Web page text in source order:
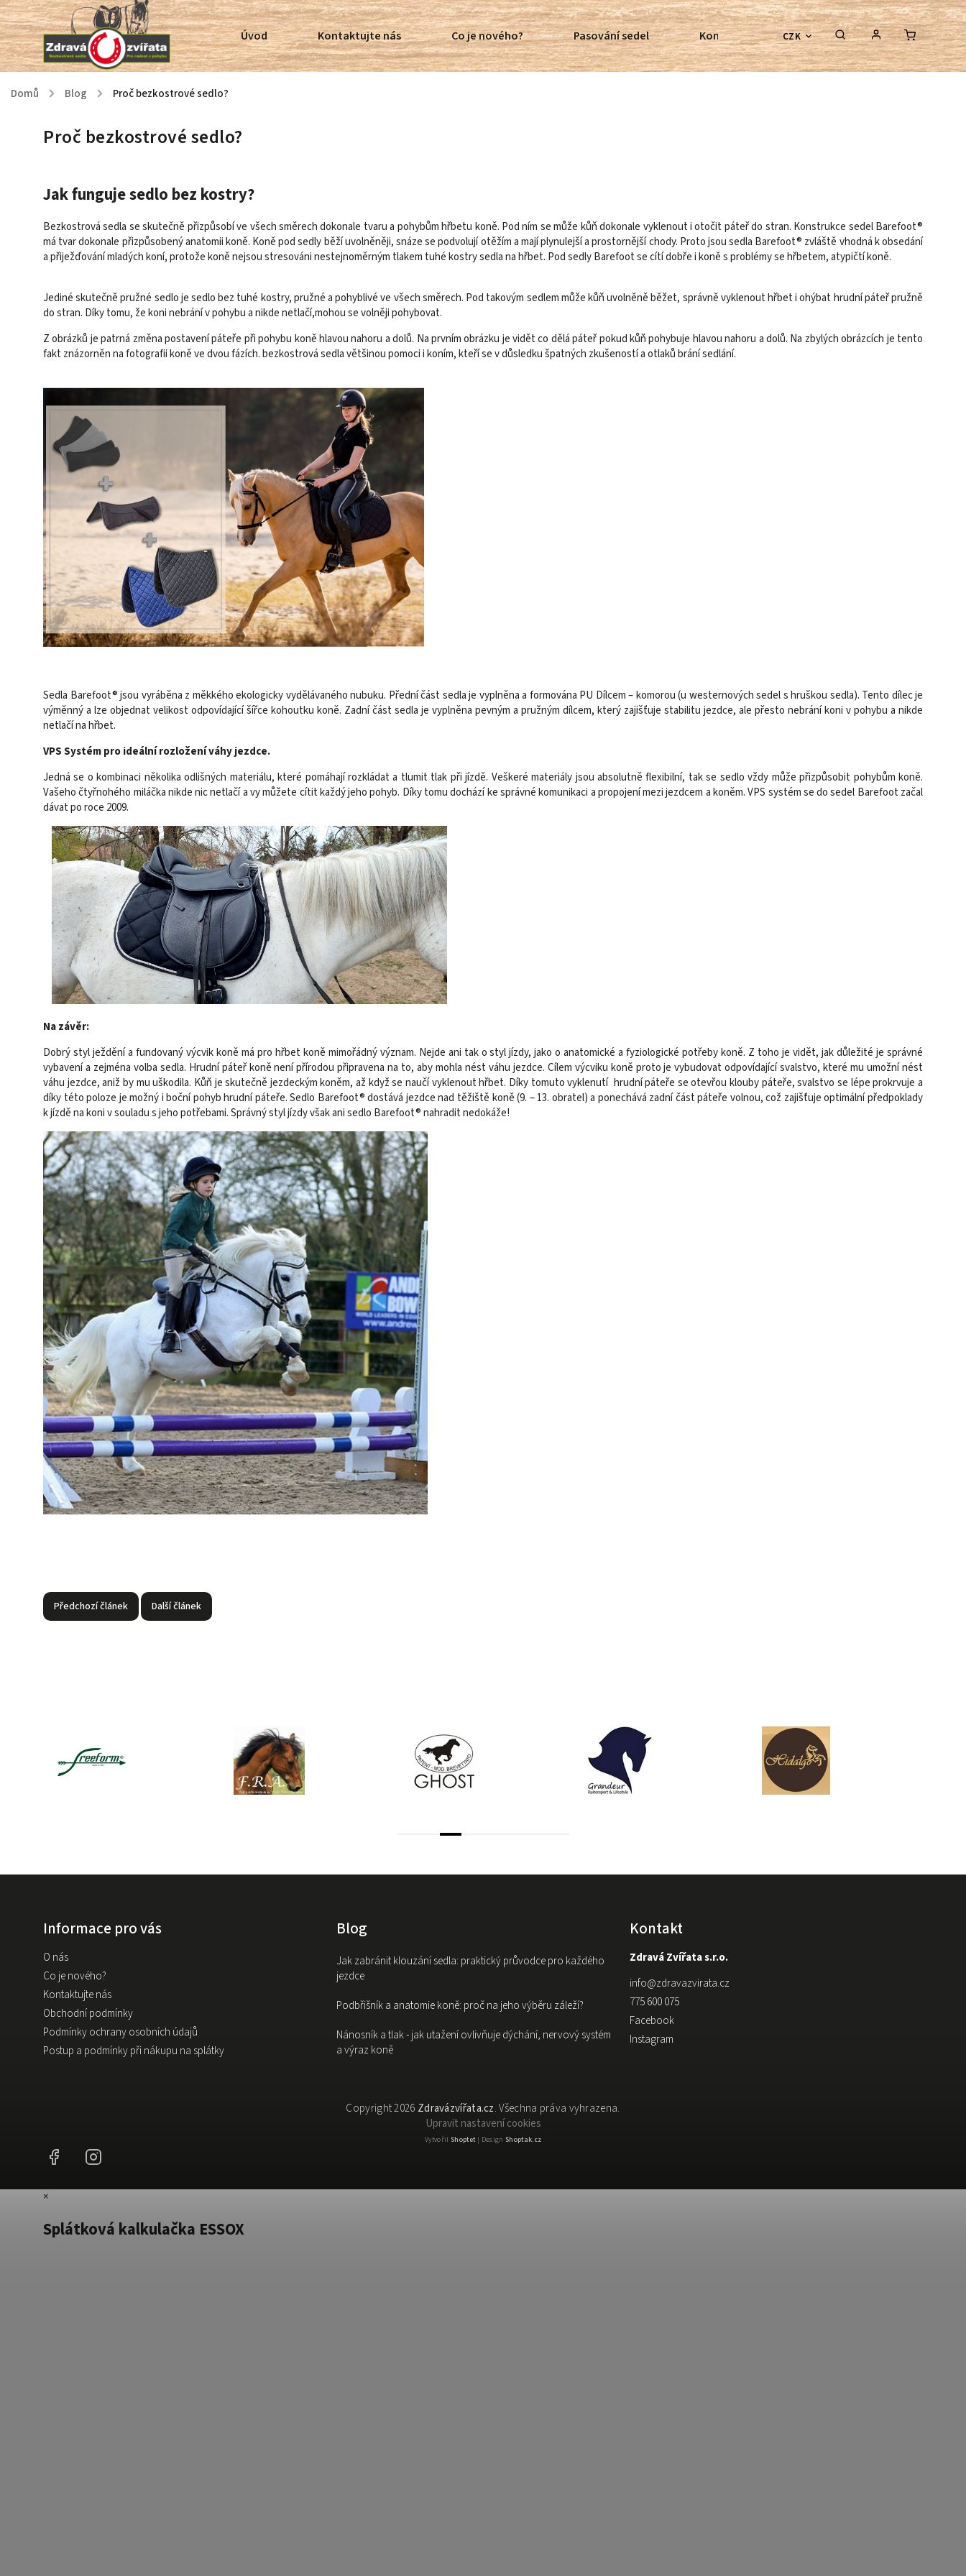
CZK
Úvod Kontaktujte nás Co je nového? Pasování sedel Kontroly bezkostrových sedel Poradenství
Domů / Blog / Proč bezkostrové sedlo?
Proč bezkostrové sedlo?
Jak funguje sedlo bez kostry?
Bezkostrová sedla se skutečně přizpůsobí ve všech směrech dokonale tvaru a pohybům hřbetu koně. Pod ním se může kůň dokonale vyklenout i otočit páteř do stran. Konstrukce sedel Barefoot®
má tvar dokonale přizpůsobený anatomii koně. Koně pod sedly běží uvolněněji, snáze se podvolují otěžím a mají plynulejší a prostornější chody. Proto jsou sedla Barefoot® zvláště vhodná k obsedání
a přiježďování mladých koní, protože koně nejsou stresováni nestejnoměrným tlakem tuhé kostry sedla na hřbet. Pod sedly Barefoot se cítí dobře i koně s problémy se hřbetem, atypičtí koně.
Jediné skutečně pružné sedlo je sedlo bez tuhé kostry, pružné a pohyblivé ve všech směrech. Pod takovým sedlem může kůň uvolněně běžet, správně vyklenout hřbet i ohýbat hrudní páteř pružně
do stran. Díky tomu, že koni nebrání v pohybu a nikde netlačí,mohou se volněji pohybovat.
Z obrázků je patrná změna postavení páteře při pohybu koně hlavou nahoru a dolů. Na prvním obrázku je vidět co dělá páteř pokud kůň pohybuje hlavou nahoru a dolů. Na zbylých obrázcích je tento
fakt znázorněn na fotografii koně ve dvou fázích. bezkostrová sedla většinou pomoci i koním, kteří se v důsledku špatných zkušeností a otlaků brání sedlání.
Sedla Barefoot® jsou vyráběna z měkkého ekologicky vydělávaného nubuku. Přední část sedla je vyplněna a formována PU Dílcem – komorou (u westernových sedel s hruškou sedla). Tento dílec je
výměnný a lze objednat velikost odpovídající šířce kohoutku koně. Zadní část sedla je vyplněna pevným a pružným dílcem, který zajišťuje stabilitu jezdce, ale přesto nebrání koni v pohybu a nikde
netlačí na hřbet.
VPS Systém pro ideální rozložení váhy jezdce.
Jedná se o kombinaci několika odlišných materiálu, které pomáhají rozkládat a tlumit tlak při jízdě. Veškeré materiály jsou absolutně flexibilní, tak se sedlo vždy může přizpůsobit pohybům koně.
Vašeho čtyřnohého miláčka nikde nic netlačí a vy můžete cítit každý jeho pohyb. Díky tomu dochází ke správné komunikaci a propojení mezi jezdcem a koněm. VPS systém se do sedel Barefoot začal
dávat po roce 2009.
Na závěr:
Dobrý styl ježdění a fundovaný výcvik koně má pro hřbet koně mimořádný význam. Nejde ani tak o styl jízdy, jako o anatomické a fyziologické potřeby koně. Z toho je vidět, jak důležité je správné
vybavení a zejména volba sedla. Hrudní páteř koně není přírodou připravena na to, aby mohla nést váhu jezdce. Cílem výcviku koně proto je vybudovat odpovídající svalstvo, které mu umožní nést
váhu jezdce, aniž by mu uškodila. Kůň je skutečně jezdeckým koněm, až když se naučí vyklenout hřbet. Díky tomuto vyklenutí hrudní páteře se otevřou klouby páteře, svalstvo se lépe prokrvuje a
díky této poloze je možný i boční pohyb hrudní páteře. Sedlo Barefoot® dostává jezdce nad těžiště koně (9. – 13. obratel) a ponechává zadní část páteře volnou, což zajišťuje optimální předpoklady
k jízdě na koni v souladu s jeho potřebami. Správný styl jízdy však ani sedlo Barefoot® nahradit nedokáže!
Předchozí článek Další článek
Informace pro vás
O nás
Co je nového?
Kontaktujte nás
Obchodní podmínky
Podmínky ochrany osobních údajů
Postup a podmínky při nákupu na splátky
Blog
Jak zabránit klouzání sedla: praktický průvodce pro každého
jezdce
Podbřišník a anatomie koně: proč na jeho výběru záleží?
Nánosník a tlak - jak utažení ovlivňuje dýchání, nervový systém
a výraz koně
Kontakt
Zdravá Zvířata s.r.o.
info@zdravazvirata.cz
775 600 075
Facebook
Instagram
Copyright 2026 Zdravázvířata.cz. Všechna práva vyhrazena.
Upravit nastavení cookies
Vytvořil Shoptet| Design Shoptak.cz
Facebook
×
Splátková kalkulačka ESSOX